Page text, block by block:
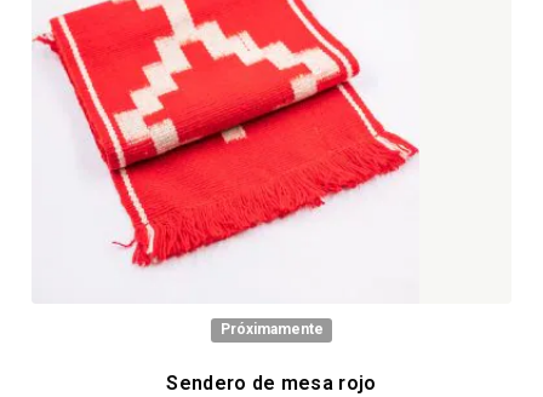
Próximamente
Sendero de mesa rojo